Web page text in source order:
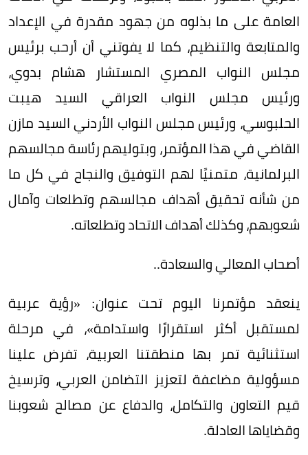
العامة على ما بذلوه من جهود مقدرة في الإعداد
والمتابعة والتنظيم، كما لا يفوتني أن أرحب برئيس
مجلس النواب المصري المستشار هشام بدوي،
ورئيس مجلس النواب العراقي السيد هيبت
الحلبوسي، ورئيس مجلس النواب الأردني السيد مازن
القاضي في هذا المؤتمر، وبتوليهم رئاسة مجالسهم
البرلمانية، متمنيًا لهم التوفيق والنجاح في كل ما
من شأنه تحقيق أهداف مجالسهم وتطلعات وآمال
شعوبهم، وكذلك أهداف الاتحاد وتطلعاته.
أصحاب المعالي والسعادة..
ينعقد مؤتمرنا اليوم تحت عنوان: «رؤية عربية
لمستقبل أكثر استقرارًا واستدامة»، في مرحلة
استثنائية تمر بها منطقتنا العربية، تفرض علينا
مسؤولية مضاعفة لتعزيز التضامن العربي، وترسيخ
قيم التعاون والتكامل، والدفاع عن مصالح شعوبنا
وقضاياها العادلة.